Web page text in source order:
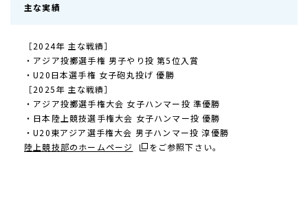
主な実績
［2024年 主な戦績］
・アジア投擲選手権 男子やり投 第5位入賞
・U20日本選手権 女子砲丸投げ 優勝
［2025年 主な戦績］
・アジア投擲選手権大会 女子ハンマー投 準優勝
・日本陸上競技選手権大会 女子ハンマー投 優勝
・U20東アジア選手権大会 男子ハンマー投 淳優勝
陸上競技部のホームページ
をご参照下さい。